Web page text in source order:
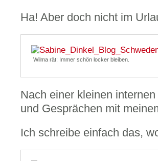
Ha! Aber doch nicht im
Wilma rät: Immer schön locker bleiben.
Nach einer kleinen
und Gesprächen mit
Ich schreibe einfach das,